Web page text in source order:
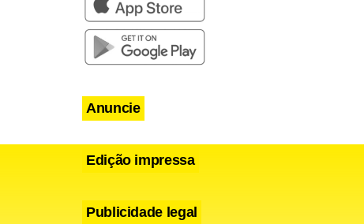
Anuncie
Edição impressa
Publicidade legal